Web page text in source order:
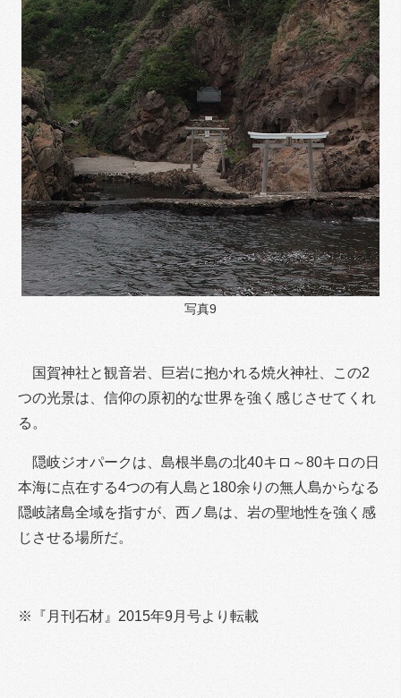
写真9
国賀神社と観音岩、巨岩に抱かれる焼火神社、この2
つの光景は、信仰の原初的な世界を強く感じさせてくれ
る。
隠岐ジオパークは、島根半島の北40キロ～80キロの日
本海に点在する4つの有人島と180余りの無人島からなる
隠岐諸島全域を指すが、西ノ島は、岩の聖地性を強く感
じさせる場所だ。
※『月刊石材』2015年9月号より転載